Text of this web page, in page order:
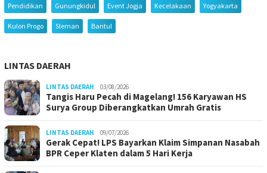
Pendidikan Gunungkidul Event Jogja Kecelakaan Yogyakarta
Kulon Progo Sleman Bantul
LINTAS DAERAH
LINTAS DAERAH 03/08/2026
Tangis Haru Pecah di Magelang! 156 Karyawan HS
Surya Group Diberangkatkan Umrah Gratis
LINTAS DAERAH 09/07/2026
Gerak Cepat! LPS Bayarkan Klaim Simpanan Nasabah
BPR Ceper Klaten dalam 5 Hari Kerja